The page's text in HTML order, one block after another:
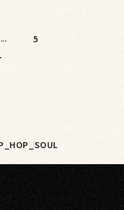
...
5